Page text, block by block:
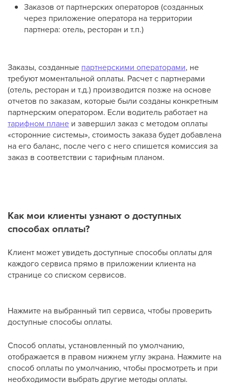
Заказов от партнерских операторов (созданных
через приложение оператора на территории
партнера: отель, ресторан и т.п.)
Заказы, созданные партнерскими операторами, не
требуют моментальной оплаты. Расчет с партнерами
(отель, ресторан и т.д.) производится позже на основе
отчетов по заказам, которые были созданы конкретным
партнерским оператором. Если водитель работает на
тарифном плане и завершил заказ с методом оплаты
«сторонние системы», стоимость заказа будет добавлена
на его баланс, после чего с него спишется комиссия за
заказ в соответствии с тарифным планом.
Как мои клиенты узнают о доступных
способах оплаты?
Клиент может увидеть доступные способы оплаты для
каждого сервиса прямо в приложении клиента на
странице со списком сервисов.
Нажмите на выбранный тип сервиса, чтобы проверить
доступные способы оплаты.
Способ оплаты, установленный по умолчанию,
отображается в правом нижнем углу экрана. Нажмите на
способ оплаты по умолчанию, чтобы просмотреть и при
необходимости выбрать другие методы оплаты.